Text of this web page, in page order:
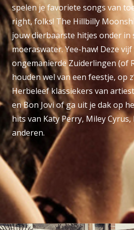
spelen je favoriete songs van
right, folks! The Hillbilly
jouw dierbaarste hitjes onder in
moeraswater. Yee-haw! Deze
ongemanierde Zuiderlingen (of
houden wel van een feestje, op
Herbeleef klassiekers van
en Bon Jovi of ga uit je dak op
hits van Katy Perry, Miley
anderen.